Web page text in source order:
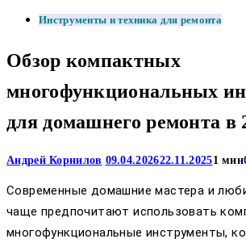
Инструменты и техника для ремонта
Обзор компактных
многофункциональных
для домашнего ремонта в
Андрей Корнилов 09.04.202622.11.20251 мин
Современные домашние мастера и
чаще предпочитают использовать
многофункциональные инструменты,